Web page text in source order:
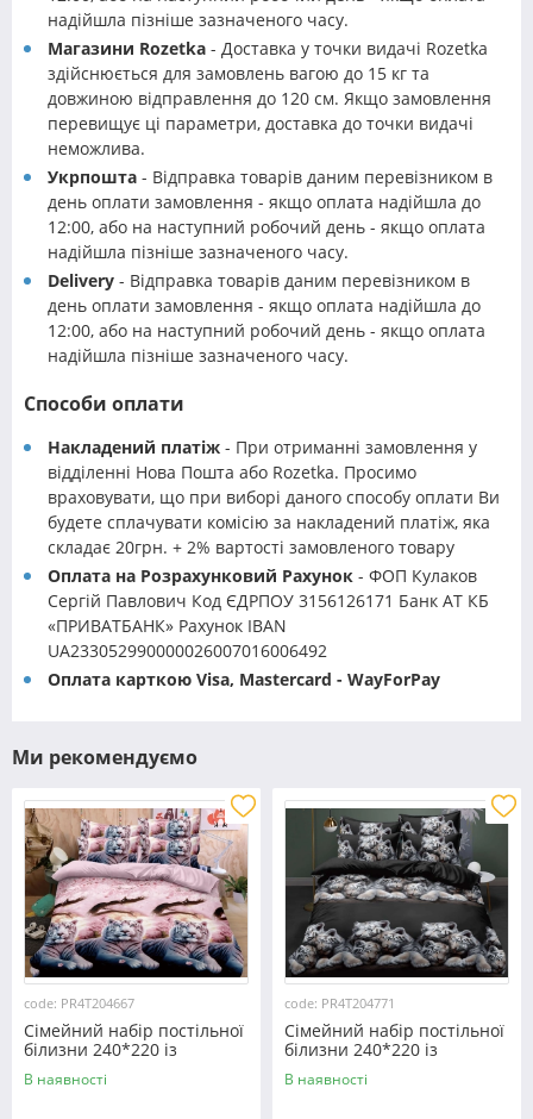
надійшла пізніше зазначеного часу.
Магазини Rozetka - Доставка у точки видачі Rozetka
здійснюється для замовлень вагою до 15 кг та
довжиною відправлення до 120 см. Якщо замовлення
перевищує ці параметри, доставка до точки видачі
неможлива.
Укрпошта - Відправка товарів даним перевізником в
день оплати замовлення - якщо оплата надійшла до
12:00, або на наступний робочий день - якщо оплата
надійшла пізніше зазначеного часу.
Delivery - Відправка товарів даним перевізником в
день оплати замовлення - якщо оплата надійшла до
12:00, або на наступний робочий день - якщо оплата
надійшла пізніше зазначеного часу.
Способи оплати
Накладений платіж - При отриманні замовлення у
відділенні Нова Пошта або Rozetka. Просимо
враховувати, що при виборі даного способу оплати Ви
будете сплачувати комісію за накладений платіж, яка
складає 20грн. + 2% вартості замовленого товару
Оплата на Розрахунковий Рахунок - ФОП Кулаков
Сергій Павлович Код ЄДРПОУ 3156126171 Банк АТ КБ
«ПРИВАТБАНК» Рахунок IBAN
UA233052990000026007016006492
Оплата карткою Visa, Mastercard - WayForPay
Ми рекомендуємо
code: PR4T204667
Сімейний набір постільної
білизни 240*220 із
полікотону №204667
Черешенька™
В наявності
code: PR4T204771
Сімейний набір постільної
білизни 240*220 із
полікотону №204771
Черешенька™
В наявності